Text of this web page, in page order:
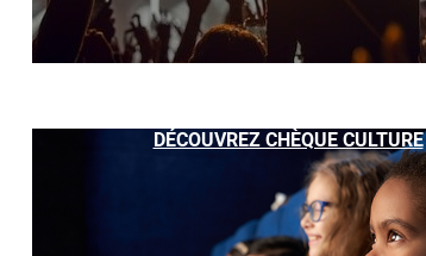
DÉCOUVREZ CHÈQUE CULTURE